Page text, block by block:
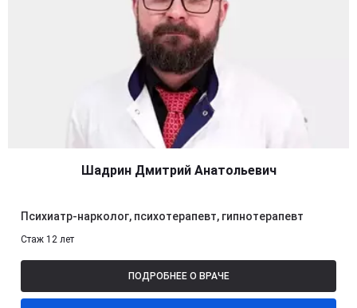
Шадрин Дмитрий Анатольевич
Психиатр-нарколог, психотерапевт, гипнотерапевт
Стаж 12 лет
ПОДРОБНЕЕ О ВРАЧЕ